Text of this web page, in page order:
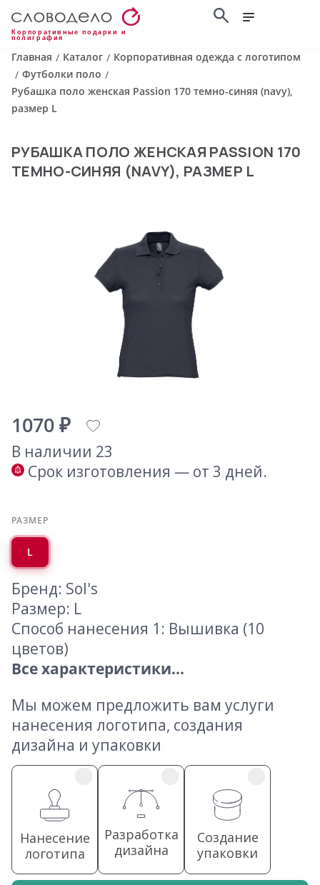
Корпоративные подарки и
полиграфия
Главная / Каталог / Корпоративная одежда с логотипом
/ Футболки поло /
Рубашка поло женская Passion 170 темно-синяя (navy),
размер L
РУБАШКА ПОЛО ЖЕНСКАЯ PASSION 170
ТЕМНО-СИНЯЯ (NAVY), РАЗМЕР L
1070 ₽
В наличии 23
Срок изготовления — от 3 дней.
РАЗМЕР
L
Бренд: Sol's
Размер: L
Способ нанесения 1: Вышивка (10
цветов)
Все характеристики...
Мы можем предложить вам услуги
нанесения логотипа, создания
дизайна и упаковки
Нанесение
логотипа
Разработка
дизайна
Создание
упаковки